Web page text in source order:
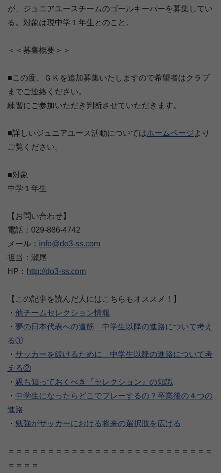
が、ジュニアユースチームのゴールキーパーを募集してい
る。対象は現中学１年生とのこと。
＜＜募集概要＞＞
■この度、ＧＫを追加募集いたしますので希望者はクラブ
までご連絡ください。
練習にご参加いただき判断させていただきます。
■詳しいジュニアユース活動についてはホームページより
ご覧ください。
■対象
中学１年生
【お問い合わせ】
電話：029-886-4742
メール： info@do3-ss.com
担当：瀬尾
HP： http://do3-ss.com
【この記事を読んだ人にはこちらもオススメ！】
・ 他チームセレクション情報
・ 夢の日本代表への道筋 中学生以降の進路について考え
る①
・ サッカーを続けるために 中学生以降の進路について考
える②
・ 親も知っておくべき『セレクション』の知識
・ 中学生になったらどこでプレーするの？卒業後の４つの
進路
・ 勉強がサッカーにおける将来の選択肢を広げる
＝＝＝＝＝＝＝＝＝＝＝＝＝＝＝＝＝＝＝＝＝＝＝＝＝＝
＝＝＝＝